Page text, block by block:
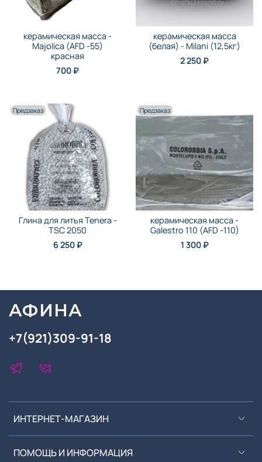
керамическая масса -
Majolica (AFD -55)
красная
700 ₽
керамическая масса
(белая) - Milani (12,5кг)
2 250 ₽
Предзаказ
Глина для литья Tenera -
TSC 2050
6 250 ₽
Предзаказ
керамическая масса -
Galestro 110 (AFD -110)
1 300 ₽
ИНТЕРНЕТ-МАГАЗИН
ПОМОЩЬ И ИНФОРМАЦИЯ
+7(921)309-91-18
АФИНА